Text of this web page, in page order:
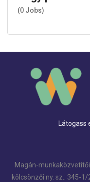
(0 Jobs)
Látogass
Magán-
kölcsönzői ny. sz.: 345-